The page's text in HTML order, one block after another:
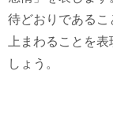
待どおりであるこ
上まわることを
しょう。